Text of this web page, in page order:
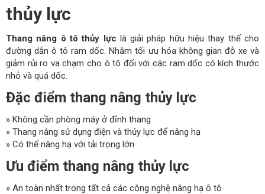
thủy lực
Thang nâng ô tô thủy lực là giải pháp hữu hiệu thay thế cho
đường dẫn ô tô ram dốc. Nhằm tối ưu hóa không gian đỗ xe và
giảm rủi ro va chạm cho ô tô đối với các ram dốc có kích thước
nhỏ và quá dốc.
Đặc điểm thang nâng thủy lực
» Không cần phòng máy ở đỉnh thang
» Thang nâng sử dụng điện và thủy lực để nâng hạ
» Có thể nâng hạ với tải trọng lớn
Ưu điểm thang nâng thủy lực
» An toàn nhất trong tất cả các công nghệ nâng hạ ô tô